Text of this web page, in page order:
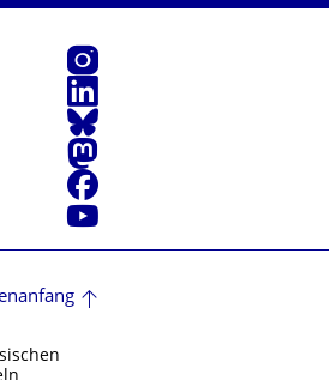
Instagram
LinkedIn
Bluesky
Mastodon
Facebook
Youtube